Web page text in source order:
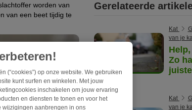
worden van
van een beet tijdig te
Gerelateerde
Kat
van je
Zo
Kat
van je
(“cookies”) op onze website. We gebruiken
kunt surfen en winkelen. Met jouw
inschakelen om jouw ervaring
en diensten te tonen en voor het
wijzigingen aanbrengen in ons